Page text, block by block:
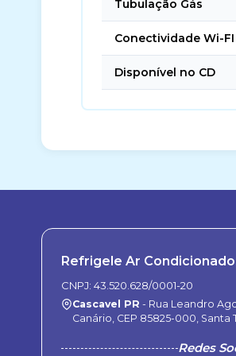
Tubulação Gás
Conectividade Wi-FI
Disponível no CD
Refrigele Ar Condicionado
CNPJ: 43.520.628/0001-20
Cascavel PR - Rua Leandro
Canário, CEP 85825-000, Santa
Redes